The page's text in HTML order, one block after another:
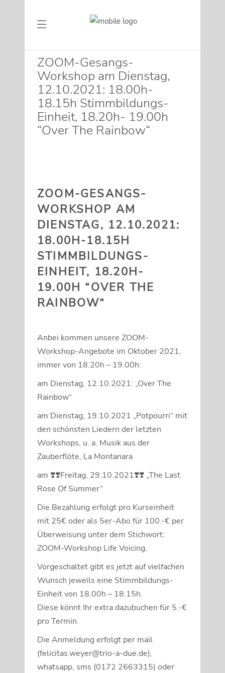
ZOOM-Gesangs-
Workshop am Dienstag,
12.10.2021: 18.00h-
18.15h Stimmbildungs-
Einheit, 18.20h- 19.00h
“Over The Rainbow“
ZOOM-GESANGS-
WORKSHOP AM
DIENSTAG, 12.10.2021:
18.00H-18.15H
STIMMBILDUNGS-
EINHEIT, 18.20H-
19.00H “OVER THE
RAINBOW“
Anbei kommen unsere ZOOM-
Workshop-Angebote im Oktober 2021,
immer von 18.20h – 19.00h:
am Dienstag, 12.10.2021: „Over The
Rainbow“
am Dienstag, 19.10.2021 „Potpourri“ mit
den schönsten Liedern der letzten
Workshops, u. a. Musik aus der
Zauberflöte, La Montanara
am ❣️❣️Freitag, 29.10.2021❣️❣️ „The Last
Rose Of Summer“
Die Bezahlung erfolgt pro Kurseinheit
mit 25€ oder als 5er-Abo für 100.-€ per
Überweisung unter dem Stichwort:
ZOOM-Workshop Life Voicing.
Vorgeschaltet gibt es jetzt auf vielfachen
Wunsch jeweils eine Stimmbildungs-
Einheit von 18.00h – 18.15h.
Diese könnt Ihr extra dazubuchen für 5.-€
pro Termin.
Die Anmeldung erfolgt per mail
(felicitas.weyer@trio-a-due.de),
whatsapp, sms (0172 2663315) oder